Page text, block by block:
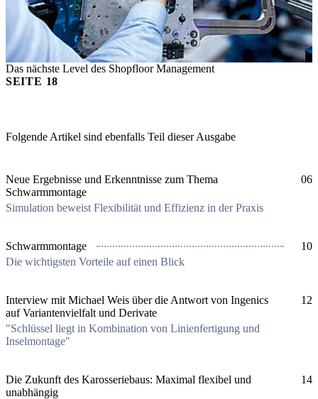
Das nächste Level des Shopfloor Management
SEITE 18
Folgende Artikel sind ebenfalls Teil dieser Ausgabe
06
Neue Ergebnisse und Erkenntnisse zum Thema
Schwarmmontage
Simulation beweist Flexibilität und Effizienz in der Praxis
10
Schwarmmontage
Die wichtigsten Vorteile auf einen Blick
12
Interview mit Michael Weis über die Antwort von Ingenics
auf Variantenvielfalt und Derivate
"Schlüssel liegt in Kombination von Linienfertigung und
Inselmontage"
14
Die Zukunft des Karosseriebaus: Maximal flexibel und
unabhängig